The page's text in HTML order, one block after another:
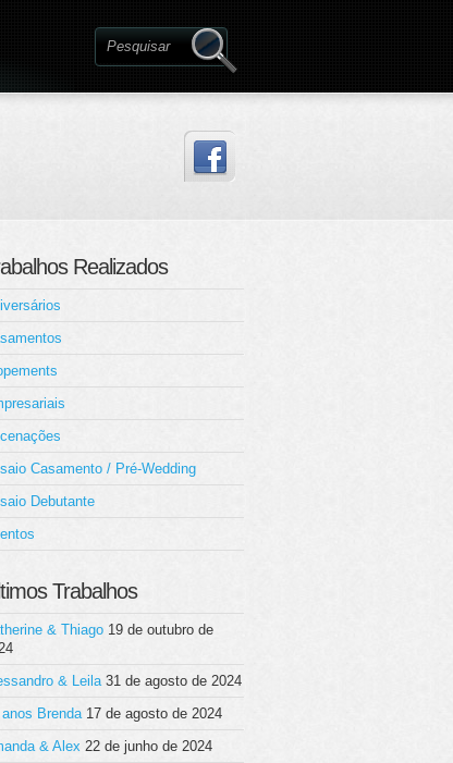
Realizados
Casamento / Pré-Wedding
Debutante
Trabalhos
& Thiago 19 de outubro de
& Leila 31 de agosto de 2024
anos Brenda 17 de agosto de 2024
& Alex 22 de junho de 2024